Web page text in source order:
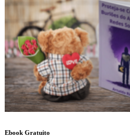
Ebook Gratuito